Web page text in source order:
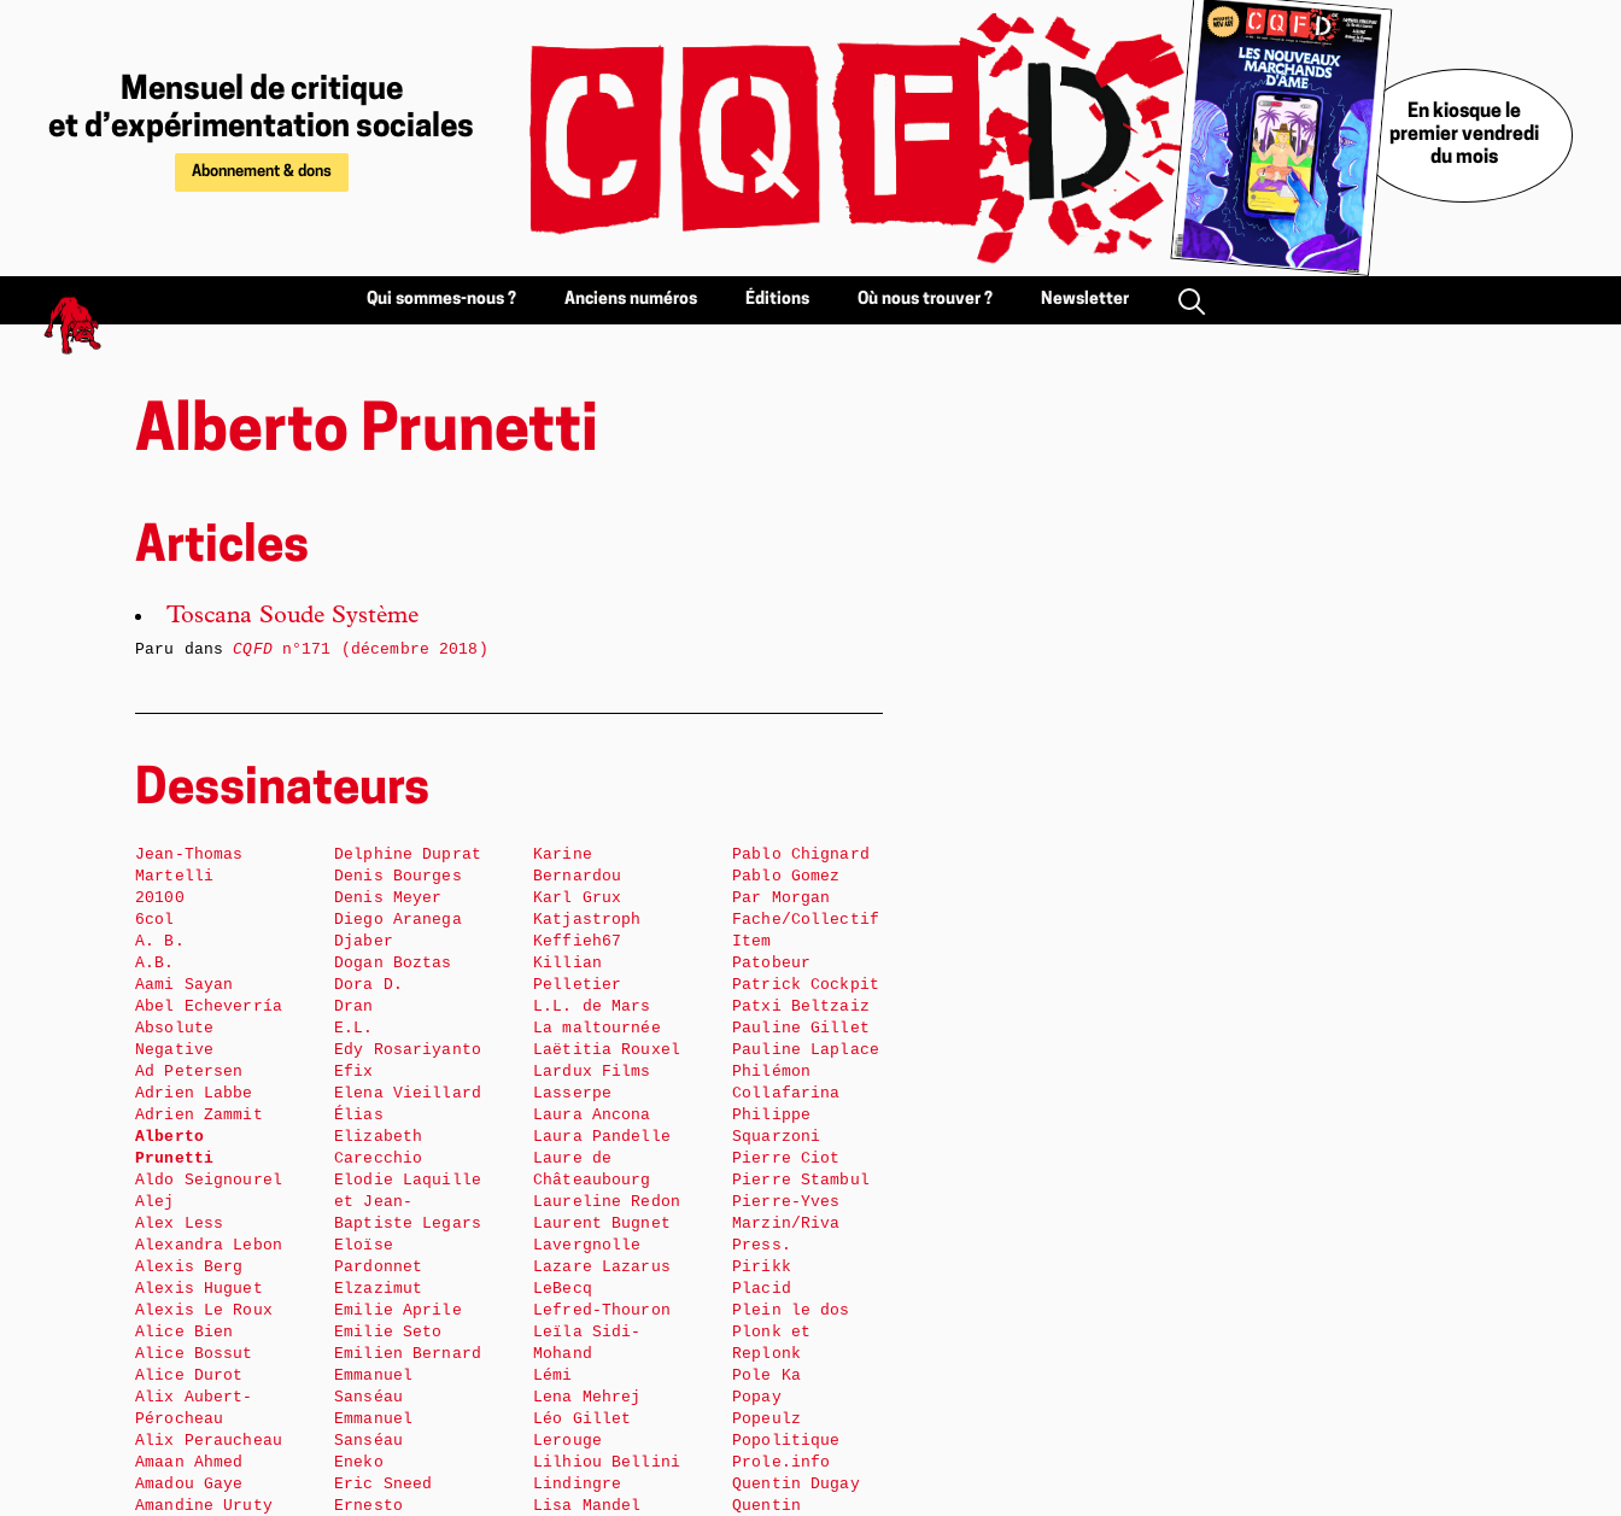
Mensuel de critique
et d’expérimentation sociales
Abonnement & dons
En kiosque le
premier vendredi
du mois
Qui sommes-nous ? Anciens numéros Éditions Où nous trouver ? Newsletter
Alberto Prunetti
Articles
Toscana Soude Système
Paru dansCQFDn°171 (décembre 2018)
Dessinateurs
Jean-Thomas
Martelli
20100
6col
A. B.
A.B.
Aami Sayan
Abel Echeverría
Absolute
Negative
Ad Petersen
Adrien Labbe
Adrien Zammit
Alberto
Prunetti
Aldo Seignourel
Alej
Alex Less
Alexandra Lebon
Alexis Berg
Alexis Huguet
Alexis Le Roux
Alice Bien
Alice Bossut
Alice Durot
Alix Aubert-
Pérocheau
Alix Peraucheau
Amaan Ahmed
Amadou Gaye
Amandine Uruty
Delphine Duprat
Denis Bourges
Denis Meyer
Diego Aranega
Djaber
Dogan Boztas
Dora D.
Dran
E.L.
Edy Rosariyanto
Efix
Elena Vieillard
Élias
Elizabeth
Carecchio
Elodie Laquille
et Jean-
Baptiste Legars
Eloïse
Pardonnet
Elzazimut
Emilie Aprile
Emilie Seto
Emilien Bernard
Emmanuel
Sanséau
Emmanuel
Sanséau
Eneko
Eric Sneed
Ernesto
Karine
Bernardou
Karl Grux
Katjastroph
Keffieh67
Killian
Pelletier
L.L. de Mars
La maltournée
Laëtitia Rouxel
Lardux Films
Lasserpe
Laura Ancona
Laura Pandelle
Laure de
Châteaubourg
Laureline Redon
Laurent Bugnet
Lavergnolle
Lazare Lazarus
LeBecq
Lefred-Thouron
Leïla Sidi-
Mohand
Lémi
Lena Mehrej
Léo Gillet
Lerouge
Lilhiou Bellini
Lindingre
Lisa Mandel
Pablo Chignard
Pablo Gomez
Par Morgan
Fache/Collectif
Item
Patobeur
Patrick Cockpit
Patxi Beltzaiz
Pauline Gillet
Pauline Laplace
Philémon
Collafarina
Philippe
Squarzoni
Pierre Ciot
Pierre Stambul
Pierre-Yves
Marzin/Riva
Press.
Pirikk
Placid
Plein le dos
Plonk et
Replonk
Pole Ka
Popay
Popeulz
Popolitique
Prole.info
Quentin Dugay
Quentin